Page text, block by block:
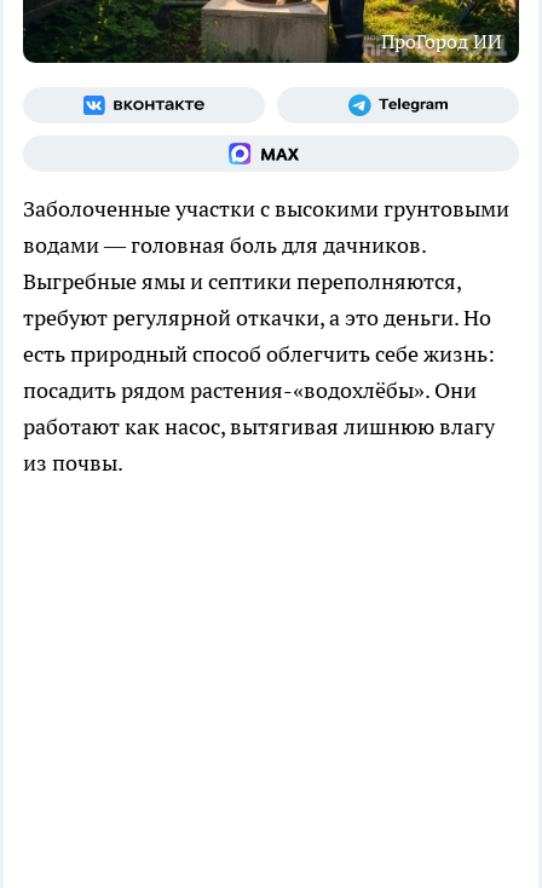
ПроГород ИИ
Заболоченные участки с высокими грунтовыми
водами — головная боль для дачников.
Выгребные ямы и септики переполняются,
требуют регулярной откачки, а это деньги. Но
есть природный способ облегчить себе жизнь:
посадить рядом растения-«водохлёбы». Они
работают как насос, вытягивая лишнюю влагу
из почвы.